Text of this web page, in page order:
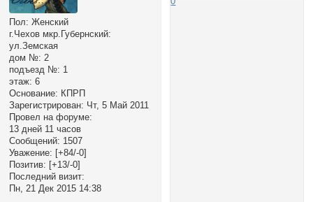
Пол: Женский
г.Чехов мкр.Губернский:
ул.Земская
дом №: 2
подъезд №: 1
этаж: 6
Основание: КПРП
Зарегистрирован: Чт, 5 Май 2011
Провел на форуме:
13 дней 11 часов
Сообщений: 1507
Уважение: [+84/-0]
Позитив: [+13/-0]
Последний визит:
Пн, 21 Дек 2015 14:38